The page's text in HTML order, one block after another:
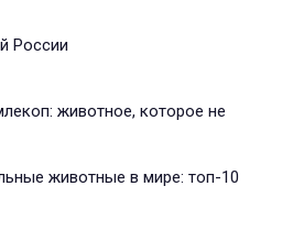
России
животное, которое не
животные в мире: топ-10